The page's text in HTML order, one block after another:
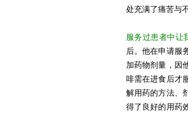
处充满了痛苦与
服务过患者中让
后。他在申请服
加药物剂量，因
啡需在进食后才
解用药的方法、
得了良好的用药